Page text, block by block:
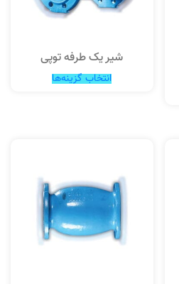
شیر یک طرفه توپی
انتخاب گزینه‌ها